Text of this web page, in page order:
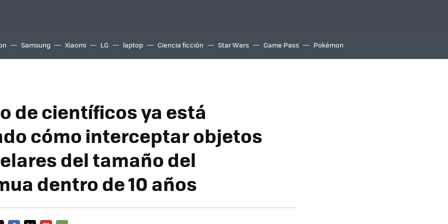
Samsung Xiaomi LG laptop Ciencia ficción Star Wars Game Pass Pokémon
de científicos ya está
cómo interceptar objetos
del tamaño del
dentro de 10 años